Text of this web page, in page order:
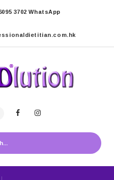
3702 WhatsApp